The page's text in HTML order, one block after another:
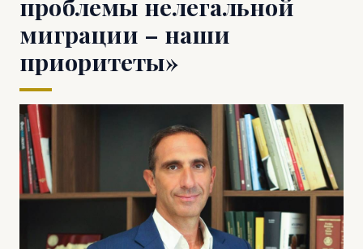
проблемы нелегальной
миграции – наши
приоритеты»